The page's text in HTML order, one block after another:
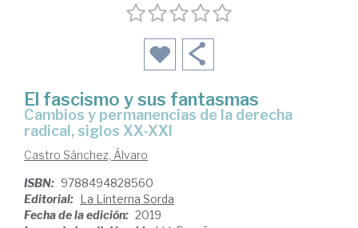
El fascismo y sus fantasmas
cambios y permanencias de la derecha
radical, siglos XX-XXI
Castro Sánchez, Álvaro
ISBN: 9788494828560
Editorial: La Linterna Sorda
Fecha de la edición: 2019